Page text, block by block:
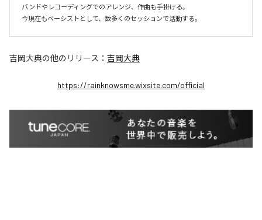
バンドやレコーディングでのアレンジ、作曲も手掛ける。
今現在もベーシストとして、数多くのセッションで活動する。
吉岡大典の他のリリース： 吉岡大典
https://rainknowsme.wixsite.com/official